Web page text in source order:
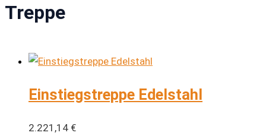
Treppe
Einstiegstreppe Edelstahl
2.221,14 €